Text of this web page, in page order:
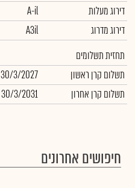
דירוג מעלות
A-il
דירוג מדרוג
A3il
תחזית תשלומים
תשלום קרן ראשון
30/3/2027
תשלום קרן אחרון
30/3/2031
חיפושים אחרונים